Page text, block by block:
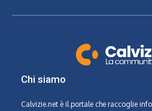
Chi siamo
Calvizie.net è il portale che raccoglie